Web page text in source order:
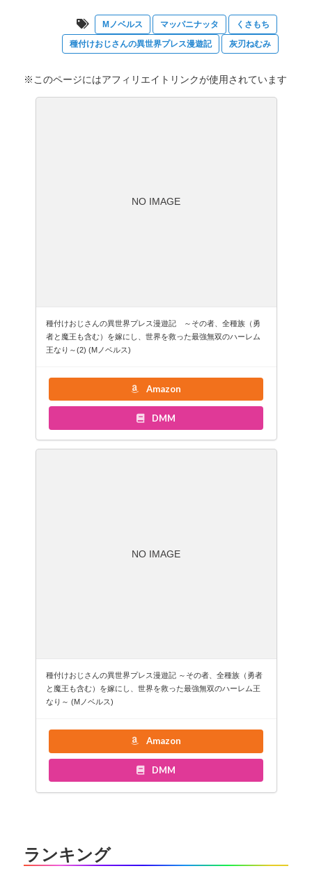
Mノベルス マッパニナッタ
くさもち
種付けおじさんの異世界プレス漫遊記
灰刃ねむみ
※このページにはアフィリエイトリンクが使用されています
NO IMAGE
種付けおじさんの異世界プレス漫遊記 ～その者、全種族（勇
者と魔王も含む）を嫁にし、世界を救った最強無双のハーレム
王なり～(2) (Mノベルス)
Amazon
DMM
NO IMAGE
種付けおじさんの異世界プレス漫遊記 ～その者、全種族（勇者
と魔王も含む）を嫁にし、世界を救った最強無双のハーレム王
なり～ (Mノベルス)
Amazon
DMM
ランキング